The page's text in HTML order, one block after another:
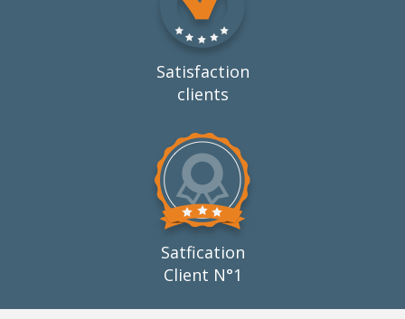
Satisfaction
clients
Satfication
Client N°1